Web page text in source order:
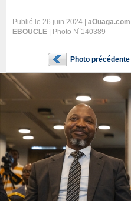
Publié le 26 juin 2024 | aOuaga.com
EBOUCLE | Photo N˚140389
Photo précédente